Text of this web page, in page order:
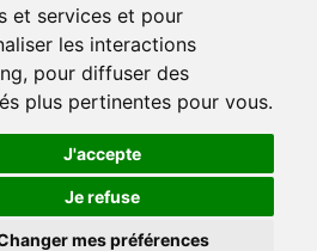
et services et pour
les interactions
, pour diffuser des
plus pertinentes pour vous.
J'accepte
Je refuse
mes préférences
pas votre pièce ?
une alerte